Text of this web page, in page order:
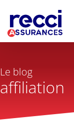
Le blog
affiliation